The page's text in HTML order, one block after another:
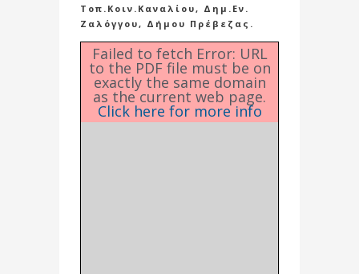
Τοπ.Κοιν.Καναλίου, Δημ.Εν.
Ζαλόγγου, Δήμου Πρέβεζας.
Failed to fetch Error: URL
to the PDF file must be on
exactly the same domain
as the current web page.
Click here for more info